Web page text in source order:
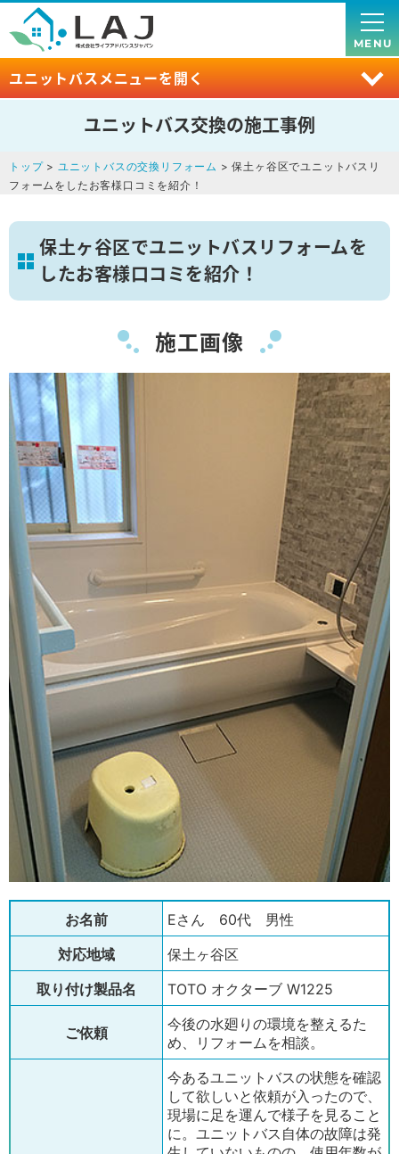
ユニットバスメニューを開く
MENU
ユニットバス交換の施工事例
トップ> ユニットバスの交換リフォーム > 保土ヶ谷区でユニットバスリ
フォームをしたお客様口コミを紹介！
保土ヶ谷区でユニットバスリフォームを
したお客様口コミを紹介！
施工画像
お名前
Eさん 60代 男性
対応地域
保土ヶ谷区
取り付け製品名
TOTO オクターブ W1225
ご依頼
今後の水廻りの環境を整えるた
め、リフォームを相談。
今あるユニットバスの状態を確認
して欲しいと依頼が入ったので、
現場に足を運んで様子を見ること
に。ユニットバス自体の故障は発